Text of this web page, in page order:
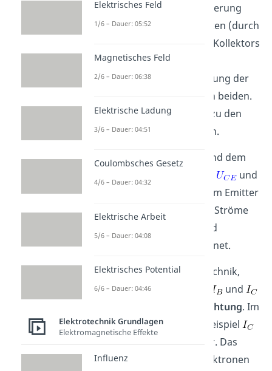
Basis ist n-dotiert. Die Dotierung
des Emitters ist am stärksten (durch
symbolisiert), die des Kollektors
am niedrigsten (durch
symbolisiert). Die n-Dotierung der
Basis liegt zwischen diesen beiden.
Die Basis ist, im Vergleich zu den
anderen beiden, sehr dünn.
Zwischen dem Kollektor und dem
und
zwischen der Basis und dem Emitter
die Spannung
an. Die Ströme
und
bezeichnet.
Wie üblich in der Elektrotechnik,
zeigen die beiden Ströme
und
technische Stromrichtung. Im
Schaltzeichen zeigt zum Beispiel
vom Emitter zum Kollektor. Das
bedeutet, dass sich die Elektronen
Elektrisches Feld
1/6 – Dauer: 05:52
Magnetisches Feld
2/6 – Dauer: 06:38
Elektrische Ladung
3/6 – Dauer: 04:51
Coulombsches Gesetz
4/6 – Dauer: 04:32
Elektrische Arbeit
5/6 – Dauer: 04:08
Elektrisches Potential
6/6 – Dauer: 04:46
Elektrotechnik Grundlagen
Elektromagnetische Effekte
Influenz